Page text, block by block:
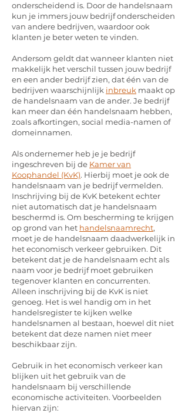
onderscheidend is. Door de handelsnaam
kun je immers jouw bedrijf onderscheiden
van andere bedrijven, waardoor ook
klanten je beter weten te vinden.
Andersom geldt dat wanneer klanten niet
makkelijk het verschil tussen jouw bedrijf
en een ander bedrijf zien, dat één van de
bedrijven waarschijnlijk inbreuk maakt op
de handelsnaam van de ander. Je bedrijf
kan meer dan één handelsnaam hebben,
zoals afkortingen, social media-namen of
domeinnamen.
Als ondernemer heb je je bedrijf
ingeschreven bij de Kamer van
Koophandel (KvK). Hierbij moet je ook de
handelsnaam van je bedrijf vermelden.
Inschrijving bij de KvK betekent echter
niet automatisch dat je handelsnaam
beschermd is. Om bescherming te krijgen
op grond van het handelsnaamrecht,
moet je de handelsnaam daadwerkelijk in
het economisch verkeer gebruiken. Dit
betekent dat je de handelsnaam echt als
naam voor je bedrijf moet gebruiken
tegenover klanten en concurrenten.
Alleen inschrijving bij de KvK is niet
genoeg. Het is wel handig om in het
handelsregister te kijken welke
handelsnamen al bestaan, hoewel dit niet
betekent dat deze namen niet meer
beschikbaar zijn.
Gebruik in het economisch verkeer kan
blijken uit het gebruik van de
handelsnaam bij verschillende
economische activiteiten. Voorbeelden
hiervan zijn: